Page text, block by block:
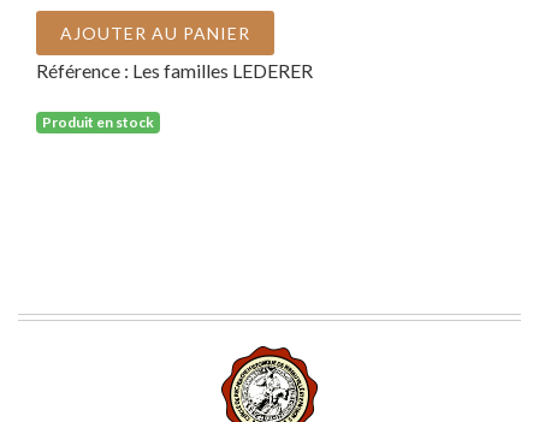
AJOUTER AU PANIER
Référence : Les familles LEDERER
Produit en stock